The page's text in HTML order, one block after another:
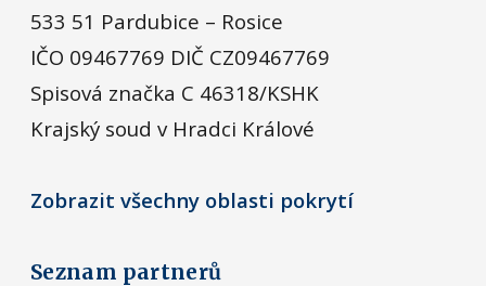
533 51 Pardubice – Rosice
IČO 09467769 DIČ CZ09467769
Spisová značka C 46318/KSHK
Krajský soud v Hradci Králové
Zobrazit všechny oblasti pokrytí
Seznam partnerů